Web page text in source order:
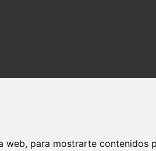
web, para mostrarte contenidos